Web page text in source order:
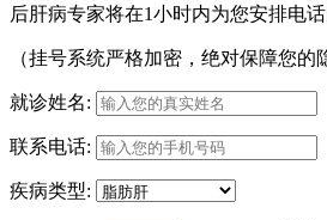
后肝病专家将在1小时内为您安排电话
（挂号系统严格加密，绝对保障您的
就诊姓名:
联系电话:
疾病类型: